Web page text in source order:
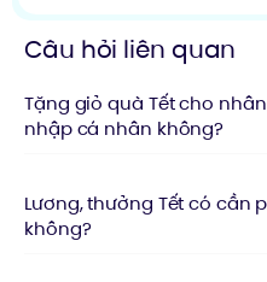
Câu hỏi liên quan
Tặng giỏ quà Tết cho
nhập cá nhân không?
Lương, thưởng Tết có cần
không?